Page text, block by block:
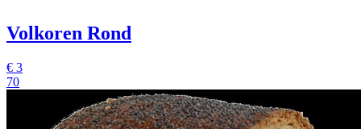
Volkoren Rond
€ 3
70